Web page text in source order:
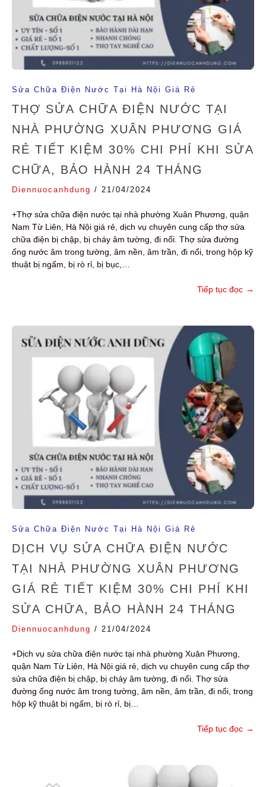
Sửa Chữa Điện Nước Tại Hà Nội Giá Rẻ
THỢ SỬA CHỮA ĐIỆN NƯỚC TẠI
NHÀ PHƯỜNG XUÂN PHƯƠNG GIÁ
RẺ TIẾT KIỆM 30% CHI PHÍ KHI SỬA
CHỮA, BẢO HÀNH 24 THÁNG
Diennuocanhdung / 21/04/2024
+Thợ sửa chữa điện nước tại nhà phường Xuân Phương, quận
Nam Từ Liên, Hà Nội giá rẻ, dịch vụ chuyên cung cấp thợ sửa
chữa điện bị chập, bị cháy âm tường, đi nổi. Thợ sửa đường
ống nước âm trong tường, âm nền, âm trần, đi nổi, trong hộp kỹ
thuật bị ngấm, bị rò rỉ, bị bục,…
Tiếp tục đọc →
Sửa Chữa Điện Nước Tại Hà Nội Giá Rẻ
DỊCH VỤ SỬA CHỮA ĐIỆN NƯỚC
TẠI NHÀ PHƯỜNG XUÂN PHƯƠNG
GIÁ RẺ TIẾT KIỆM 30% CHI PHÍ KHI
SỬA CHỮA, BẢO HÀNH 24 THÁNG
Diennuocanhdung / 21/04/2024
+Dịch vụ sửa chữa điện nước tại nhà phường Xuân Phương,
quận Nam Từ Liên, Hà Nội giá rẻ, dịch vụ chuyên cung cấp thợ
sửa chữa điện bị chập, bị cháy âm tường, đi nổi. Thợ sửa
đường ống nước âm trong tường, âm nền, âm trần, đi nổi, trong
hộp kỹ thuật bị ngấm, bị rò rỉ, bị…
Tiếp tục đọc →